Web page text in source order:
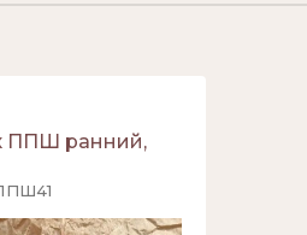
ППШ ранний,